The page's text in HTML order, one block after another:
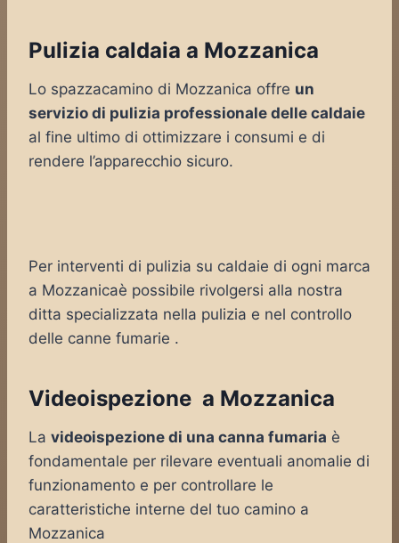
Pulizia caldaia a Mozzanica
Lo spazzacamino di Mozzanica offre un
servizio di pulizia professionale delle caldaie
al fine ultimo di ottimizzare i consumi e di
rendere l’apparecchio sicuro.
Per interventi di pulizia su caldaie di ogni marca
a Mozzanicaè possibile rivolgersi alla nostra
ditta specializzata nella pulizia e nel controllo
delle canne fumarie .
Videoispezione a Mozzanica
La videoispezione di una canna fumaria è
fondamentale per rilevare eventuali anomalie di
funzionamento e per controllare le
caratteristiche interne del tuo camino a
Mozzanica